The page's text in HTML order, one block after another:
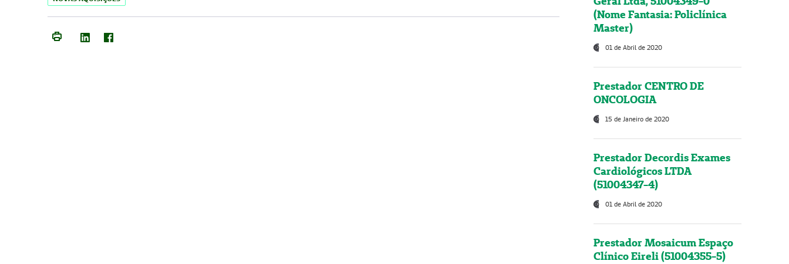
(Nome Fantasia: Policlínica
Master)
01 de Abril de 2020
Prestador CENTRO DE
ONCOLOGIA
15 de Janeiro de 2020
Prestador Decordis Exames
Cardiológicos LTDA
(51004347-4)
01 de Abril de 2020
Prestador Mosaicum Espaço
Clínico Eireli (51004355-5)